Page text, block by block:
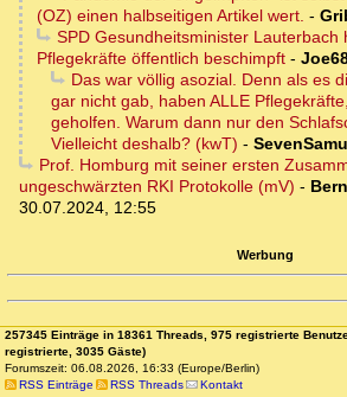
(OZ) einen halbseitigen Artikel wert. -
SPD Gesundheitsminister Lauterbach
Pflegekräfte öffentlich beschimpft -
Das war völlig asozial. Denn als es
gar nicht gab, haben ALLE
geholfen. Warum dann nur den
Vielleicht deshalb? (kwT) -
Prof. Homburg mit seiner ersten
ungeschwärzten RKI Protokolle (mV) -
30.07.2024, 12:55
Werbung
257345 Einträge in 18361 Threads, 975 registrierte
registrierte, 3035 Gäste)
Forumszeit: 06.08.2026, 16:33 (Europe/Berlin)
RSS Einträge
RSS Threads Kontakt